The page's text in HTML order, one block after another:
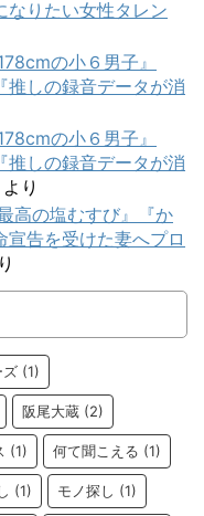
なりたい女性タレン
の小６男子』
推しの録音データが消
の小６男子』
推しの録音データが消
より
高の塩むすび』『か
告を受けた妻へプロ
ズ (1)
阪尾大蔵 (2)
(1) 何て聞こえる (1)
(1) モノ探し (1)